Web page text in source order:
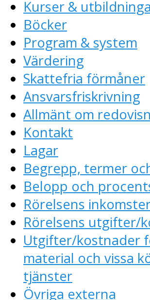
Kurser &
Böcker
Program & system
Värdering
Skattefria förmåner
Ansvarsfriskrivning
Allmänt om
Kontakt
Lagar
Begrepp, termer
Belopp och
Rörelsens
Rörelsens utgifter/
Utgifter/kostnader
material och vissa
tjänster
Övriga externa